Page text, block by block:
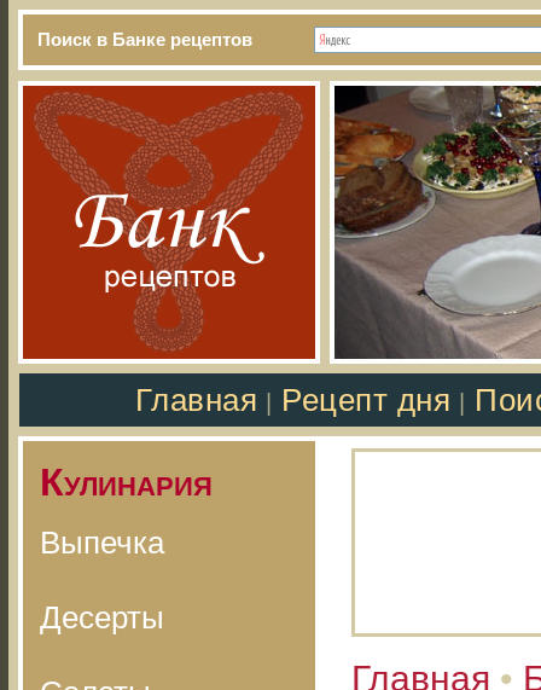
Поиск в Банке рецептов
Главная Рецепт дня
Кулинария
Выпечка
Десерты
Главная •